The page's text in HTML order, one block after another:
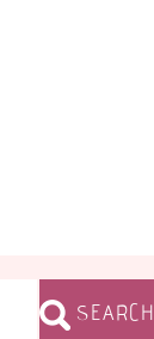
SEARCH